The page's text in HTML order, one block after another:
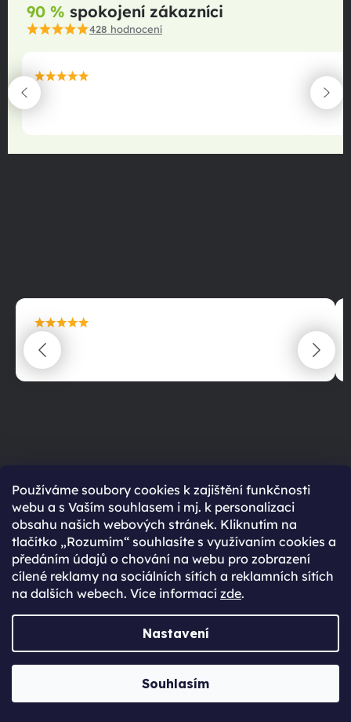
Používáme soubory cookies k zajištění funkčnosti
webu a s Vaším souhlasem i mj. k personalizaci
obsahu našich webových stránek. Kliknutím na
tlačítko „Rozumím“ souhlasíte s využívaním cookies a
předáním údajů o chování na webu pro zobrazení
cílené reklamy na sociálních sítích a reklamních sítích
na dalších webech. Více informací zde.
Nastavení
Souhlasím
90 % spokojení zákazníci
428 hodnocení
maximální spokojenost
22.06.2025
maximální spokojenost
22.06.2025
RATING TITLE
99 %
RATING PARAGRAPH
RATING CTA BTN